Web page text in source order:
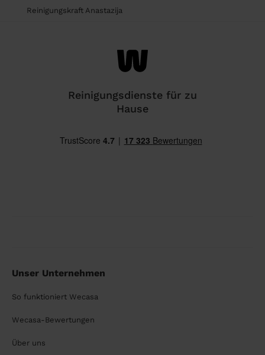
Reinigungskraft Anastazija
Reinigungsdienste für zu
Hause
Unser Unternehmen
So funktioniert Wecasa
Wecasa-Bewertungen
Über uns